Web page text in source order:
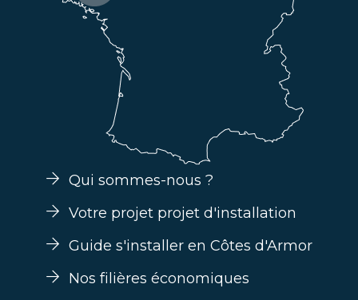
Qui sommes-nous ?
Votre projet projet d'installation
Guide s'installer en Côtes d'Armor
Nos filières économiques